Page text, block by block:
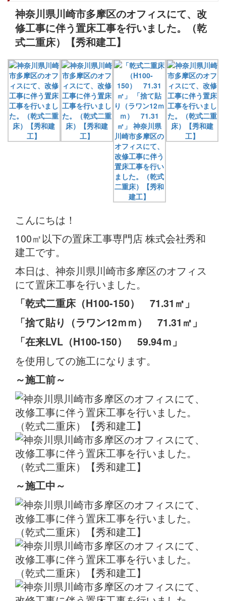
神奈川県川崎市多摩区のオフィスにて、改
修工事に伴う置床工事を行いました。（乾
式二重床）【秀和建工】
こんにちは！
100㎡以下の置床工事専門店 株式会社秀和
建工です。
本日は、神奈川県川崎市多摩区のオフィス
にて置床工事を行いました。
「乾式二重床（H100-150） 71.31 ㎡」
「捨て貼り（ラワン12ｍｍ） 71.31㎡」
「在来LVL（H100-150） 59.94ｍ」
を使用しての施工になります。
～施工前～
～施工中～